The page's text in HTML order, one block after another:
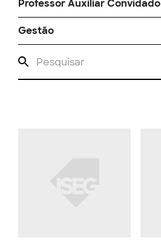
Professor Auxiliar Convidado
Gestão